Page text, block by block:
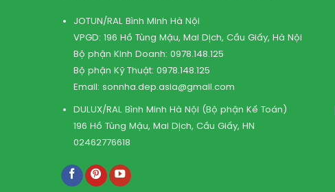
JOTUN/RAL Bình Minh Hà Nội
VPGD: 196 Hồ Tùng Mậu, Mai Dịch, Cầu Giấy, Hà Nội
Bộ phận Kinh Doanh:0978.148.125
Bộ phận Kỹ Thuật:0978.148.125
Email: sonnha.dep.asia@gmail.com
DULUX/RAL Bình Minh Hà Nội (Bộ phận Kế Toán)
196 Hồ Tùng Mậu, Mai Dịch, Cầu Giấy, HN
02462776618